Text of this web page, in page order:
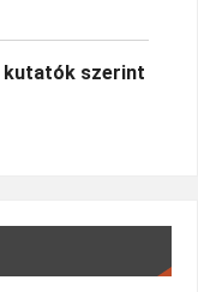
kutatók szerint